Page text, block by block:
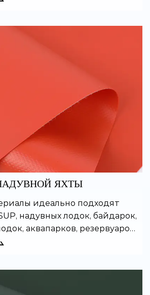
ЯХТЫ
идеально подходят
надувных лодок, байдарок,
аквапарков, резервуаров
других надувных изделий.